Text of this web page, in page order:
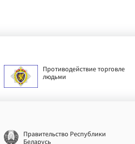
Противодействие торговле
людьми
Правительство Республики
Беларусь